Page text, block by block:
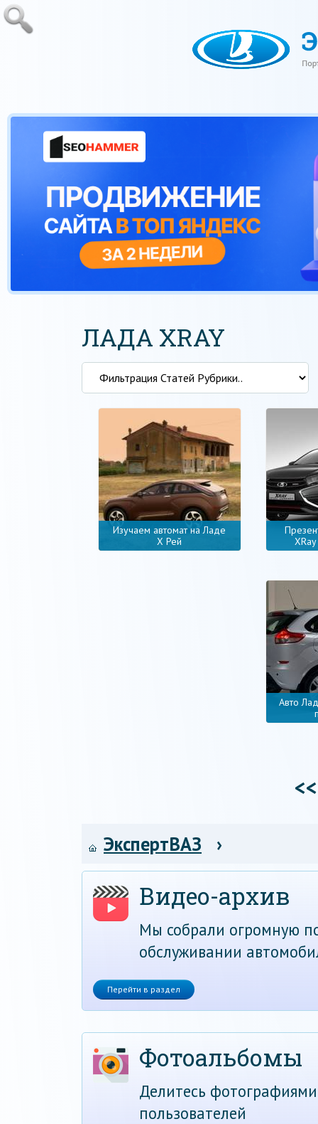
ЛАДА XRAY
Изучаем автомат на Ладе
X Рей
Авто
<<
ЭкспертВАЗ ›
Видео-архив
Мы собрали огромную
обслуживании
Перейти в раздел
Фотоальбомы
Делитесь
пользователей